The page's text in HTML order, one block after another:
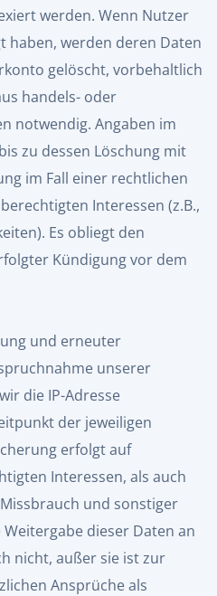
werden. Wenn Nutzer
haben, werden deren Daten
gelöscht, vorbehaltlich
handels- oder
notwendig. Angaben im
zu dessen Löschung mit
im Fall einer rechtlichen
Interessen (z.B.,
Es obliegt den
Kündigung vor dem
und erneuter
unserer
die IP-Adresse
der jeweiligen
erfolgt auf
Interessen, als auch
und sonstiger
dieser Daten an
nicht, außer sie ist zur
Ansprüche als